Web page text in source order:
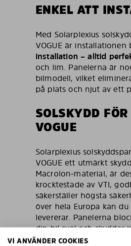
ENKEL ATT
Med Solarplexius
VOGUE är
installation – alltid
och lim. Panelerna är
bilmodell, vilket
på plats och njut av ett
SOLSKYDD
VOGUE
Solarplexius
VOGUE ett utmärkt
Macrolon-material, är
krocktestade av VTI,
säkerställer högsta
över hela Europa kan
levererar. Panelerna
din bil sval och skyddar
vilket ökar din integritet
VI ANVÄNDER COOKIES